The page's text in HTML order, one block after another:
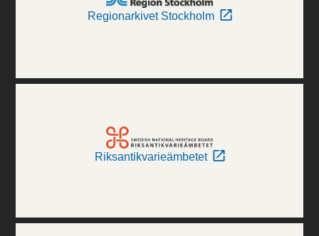
Regionarkivet Stockholm
Riksantikvarieämbetet